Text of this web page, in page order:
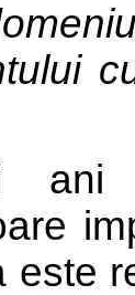
ani
este